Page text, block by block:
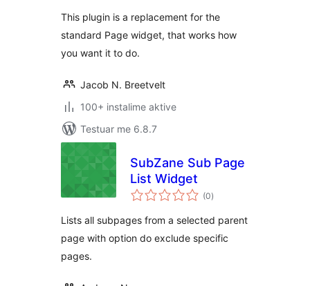
This plugin is a replacement for the
standard Page widget, that works how
you want it to do.
Jacob N. Breetvelt
100+ instalime aktive
Testuar me 6.8.7
SubZane Sub Page
List Widget
(0vlerësime
gjithsej
)
Lists all subpages from a selected parent
page with option do exclude specific
pages.